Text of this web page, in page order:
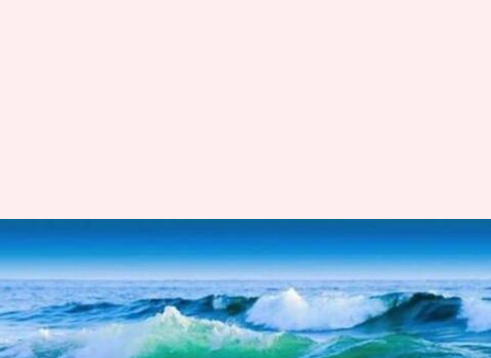
எல் நினோ என்றால்
என்ன; அது உலக
வானிலையை எவ்வாறு
பாதிக்கிறது